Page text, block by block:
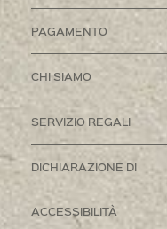
PAGAMENTO
CHI SIAMO
SERVIZIO REGALI
DICHIARAZIONE DI
ACCESSIBILITÀ